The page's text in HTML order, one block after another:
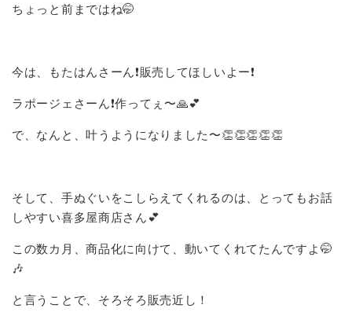
ちょっと前まではね🤭
今は、もたはんさーん❗販売してほしいよー❗
ラポージェさーん❗作ってぇ〜🙏💕
で、なんと、叶うようになりました〜👏👏👏👏👏
そして、手ぬぐいをこしらえてくれるのは、とってもお話
しやすい喜多屋商店さん💕
この数カ月、商品化に向けて、動いてくれてたんですよ🤭
🎶
と言うことで、そろそろ販売近し！